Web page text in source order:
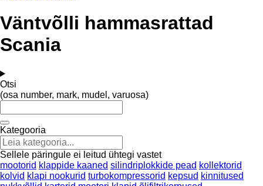
Väntvõlli hammasrattad
Scania
Otsi
(osa number, mark, mudel, varuosa)
Kategooria
Sellele päringule ei leitud ühtegi vastet
mootorid klappide kaaned silindriplokkide pead kollektorid
kolvid klapi nookurid turbokompressorid kepsud kinnitused